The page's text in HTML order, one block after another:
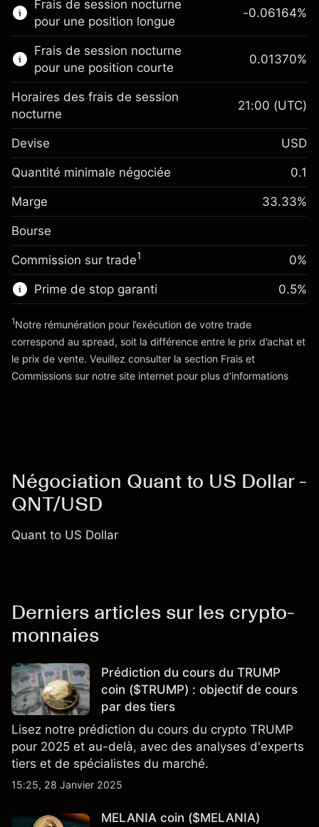
trading de CFD.
En savoir plus sur :
CFD
Frais de session nocturne
pour une position longue
Marge. Votre
investissement
Ajustement des fonds de
Frais sur la valeur totale de la
position
-0.061644
%
Taille de la position avec effet de levier
Valeur nominale avec effet de levier
~$2,000.30
Vers la plateforme
-0.06164%
Frais de session nocturne
pour une position courte
Marge. Votre
$1,000.00
Ajustement des fonds de
overnight
Frais sur la valeur totale de la
position
%
Taille de la position avec effet de levier
Valeur nominale avec effet de levier
~ $2,000.30
0.01370%
Horaires des frais de session
nocturne
21:00 (UTC)
Devise USD
Quantité minimale négociée 0.1
Marge 33.33%
Bourse
Commission sur trade1 0%
Prime de stop garanti
'Tarifs et Frais
0.5%
1Notre rémunération pour l’exécution de votre trade
correspond au spread, soit la différence entre le prix d’achat et
le prix de vente. Veuillez consulter la section Frais et
Commissions sur notre site internet pour plus d’informations
Négociation Quant to US Dollar -
QNT/USD
Quant to US Dollar
Derniers articles sur les crypto-
monnaies
Prédiction du cours du TRUMP
coin ($TRUMP) : objectif de cours
par des tiers
Lisez notre prédiction du cours du crypto TRUMP
pour 2025 et au-delà, avec des analyses d'experts
tiers et de spécialistes du marché.
15:25, 28 Janvier 2025
MELANIA coin ($MELANIA)